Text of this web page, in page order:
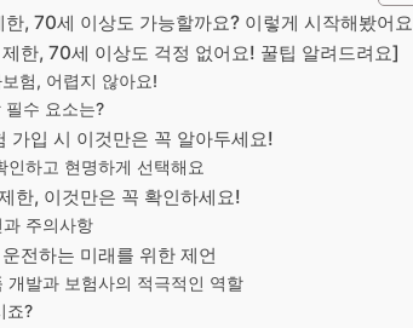
한, 70세 이상도 가능할까요? 이렇게 시작해봤어요
한, 70세 이상도 걱정 없어요! 꿀팁 알려드려요]
험, 어렵지 않아요!
필수 요소는?
가입 시 이것만은 꼭 알아두세요!
인하고 현명하게 선택해요
한, 이것만은 꼭 확인하세요!
주의사항
전하는 미래를 위한 제언
개발과 보험사의 적극적인 역할
죠?